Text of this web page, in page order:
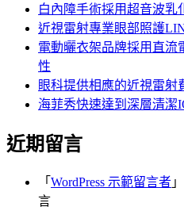
白內障手術採用超音波乳
近視雷射專業眼部照護
電動曬衣架品牌採用直流
性
眼科提供相應的近視雷射
海菲秀快速達到深層清潔
近期留言
「 WordPress 示範留言者
言